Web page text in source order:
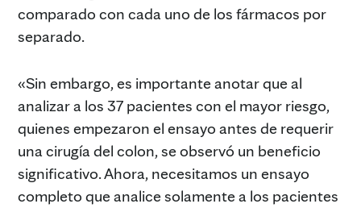
comparado con cada uno de los fármacos por
separado.
«Sin embargo, es importante anotar que al
analizar a los 37 pacientes con el mayor riesgo,
quienes empezaron el ensayo antes de requerir
una cirugía del colon, se observó un beneficio
significativo. Ahora, necesitamos un ensayo
completo que analice solamente a los pacientes